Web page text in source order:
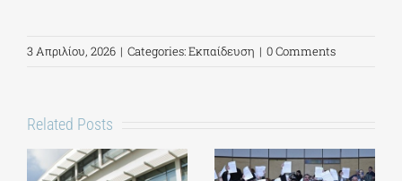
3 Απριλίου, 2026 | Categories:Εκπαίδευση | 0 Comments
Related Posts